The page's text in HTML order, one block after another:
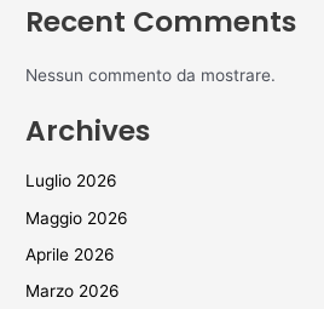
Recent Comments
Nessun commento da mostrare.
Archives
Luglio 2026
Maggio 2026
Aprile 2026
Marzo 2026